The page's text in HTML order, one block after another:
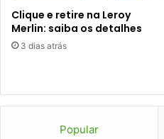
Clique e retire na Leroy
Merlin: saiba os detalhes
3 dias atrás
Popular